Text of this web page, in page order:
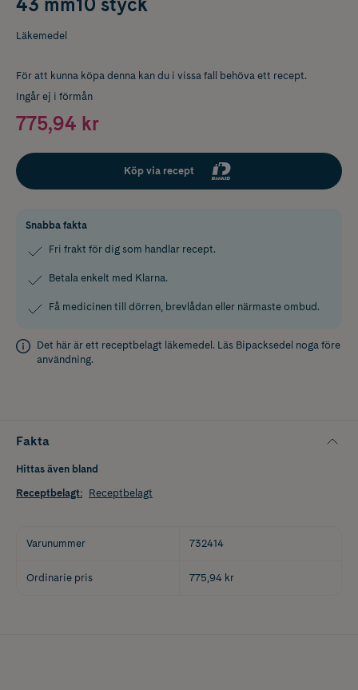
Läkemedel
För att kunna köpa denna kan du i vissa fall behöva ett recept.
Ingår ej i förmån
775,94 kr
Köp via recept
Snabba fakta
Fri frakt för dig som handlar recept.
Betala enkelt med Klarna.
Få medicinen till dörren, brevlådan eller närmaste ombud.
Det här är ett receptbelagt läkemedel. Läs Bipacksedel noga före
användning.
Fakta
Hittas även bland
Receptbelagt: Receptbelagt
Varunummer 732414
Ordinarie pris 775,94 kr